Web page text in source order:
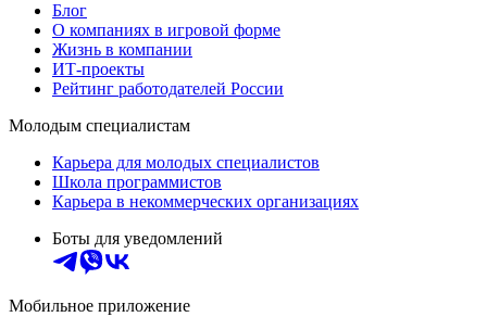
Блог
О компаниях в игровой форме
Жизнь в компании
ИТ-проекты
Рейтинг работодателей России
Молодым специалистам
Карьера для молодых специалистов
Школа программистов
Карьера в некоммерческих организациях
Боты для уведомлений
Мобильное приложение